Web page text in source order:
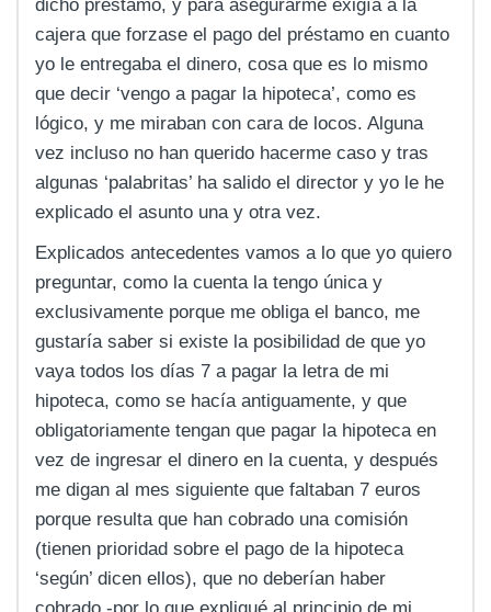
dicho préstamo, y para asegurarme exigía a la
cajera que forzase el pago del préstamo en cuanto
yo le entregaba el dinero, cosa que es lo mismo
que decir ‘vengo a pagar la hipoteca’, como es
lógico, y me miraban con cara de locos. Alguna
vez incluso no han querido hacerme caso y tras
algunas ‘palabritas’ ha salido el director y yo le he
explicado el asunto una y otra vez.
Explicados antecedentes vamos a lo que yo quiero
preguntar, como la cuenta la tengo única y
exclusivamente porque me obliga el banco, me
gustaría saber si existe la posibilidad de que yo
vaya todos los días 7 a pagar la letra de mi
hipoteca, como se hacía antiguamente, y que
obligatoriamente tengan que pagar la hipoteca en
vez de ingresar el dinero en la cuenta, y después
me digan al mes siguiente que faltaban 7 euros
porque resulta que han cobrado una comisión
(tienen prioridad sobre el pago de la hipoteca
‘según’ dicen ellos), que no deberían haber